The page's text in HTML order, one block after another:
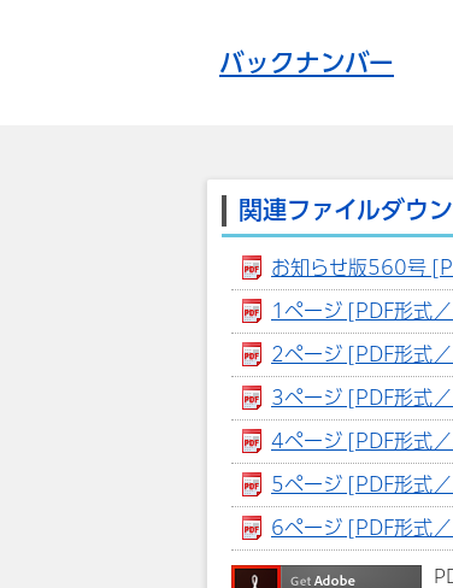
バックナンバー
関連ファイルダウ
お知らせ版560号
1ページ [PDF形式
2ページ [PDF形式
3ページ [PDF形式
4ページ [PDF形式
5ページ [PDF形式
6ページ [PDF形式